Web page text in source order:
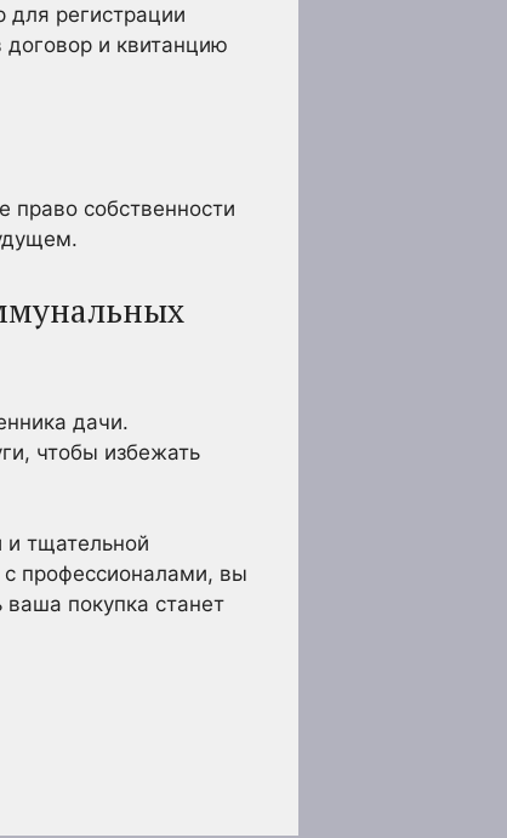
регистрации
договор и квитанцию
собственности
дачи.
чтобы избежать
и тщательной
с профессионалами, вы
покупка станет